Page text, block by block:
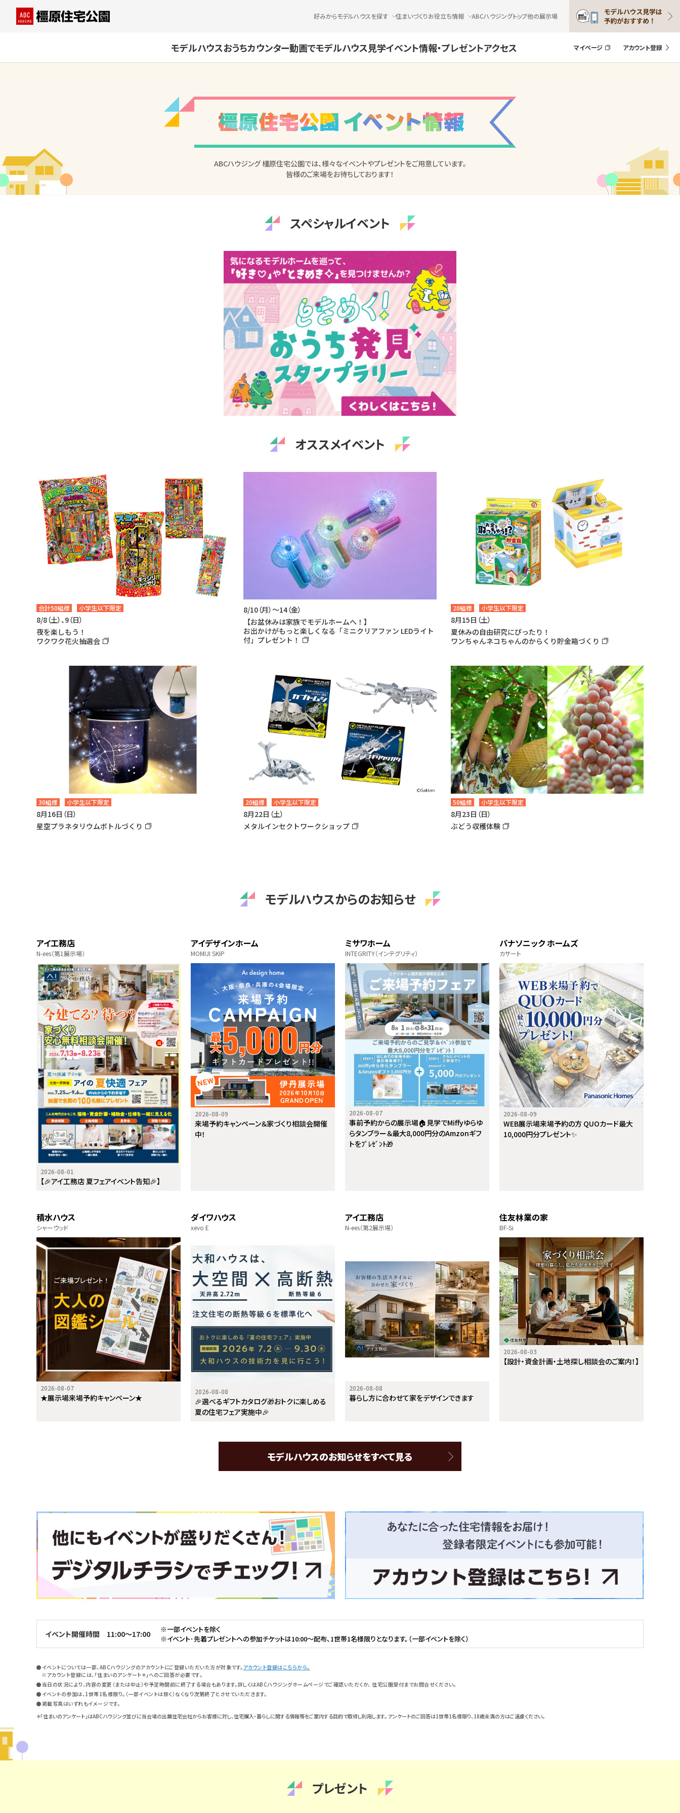
好みからモデルハウスを探す 住まいづくりお役立ち情報 ABCハウジングトップ他の展示場
モデルハウスおうちカウンター動画でモデルハウス見学イベント情報・プレゼントアクセス マイページ アカウント登録
ABCハウジング 橿原住宅公園では、様々なイベントやプレゼントをご用意しています。
皆様のご来場をお待ちしております！
スペシャルイベント
オススメイベント
合計50組様 小学生以下限定
8/8（土）、9（日）
夜を楽しもう！
ワクワク花火抽選会
8/10（月）～14（金）
【お盆休みは家族でモデルホームへ！】
お出かけがもっと楽しくなる「ミニクリアファン LEDライト
付」プレゼント！
20組様 小学生以下限定
8月15日（土）
夏休みの自由研究にぴったり！
ワンちゃんネコちゃんのからくり貯金箱づくり
30組様 小学生以下限定
8月16日（日）
星空プラネタリウムボトルづくり
20組様 小学生以下限定
8月22日（土）
メタルインセクトワークショップ
50組様 小学生以下限定
8月23日（日）
ぶどう収穫体験
モデルハウスからのお知らせ
アイ工務店
N-ees（第1展示場）
2026-08-01
【🎉アイ工務店 夏フェアイベント告知🎉】
アイデザインホーム
MOMIJI SKIP
2026-08-09
来場予約キャンペーン＆家づくり相談会開催
中！
ミサワホーム
INTEGRITY（インテグリティ）
2026-08-07
事前予約からの展示場🏠見学でMiffyゆらゆ
らタンブラー＆最大8,000円分のAmzonギフ
トをﾌﾟﾚｾﾞﾝﾄ🎁
パナソニック ホームズ
カサート
2026-08-09
WEB展示場来場予約の方 QUOカード最大
10,000円分プレゼント✨
積水ハウス
シャーウッド
2026-08-07
★展示場来場予約キャンペーン★
ダイワハウス
xevo E
2026-08-08
🎉選べるギフトカタログ🎁おトクに楽しめる
夏の住宅フェア実施中🎉
アイ工務店
N-ees（第2展示場）
2026-08-08
暮らし方に合わせて家をデザインできます
住友林業の家
BF-Si
2026-08-03
【設計・資金計画・土地探し相談会のご案内！】
モデルハウスのお知らせをすべて見る
イベント開催時間 11:00～17:00
※一部イベントを除く
※イベント･先着プレゼントへの参加チケットは10:00～配布、1世帯1名様限りとなります。（一部イベントを除く）
●イベントについては一部、ABCハウジングのアカウントにご登録いただいた方が対象です。 アカウント登録はこちらから。
※アカウント登録には、「住まいのアンケート＊」へのご回答が必要です。
●当日の状況により、内容の変更（または中止）や予定時間前に終了する場合もあります。詳しくはABCハウジングホームページでご確認いただくか、 住宅公園受付までお問合せください。
●イベントの参加は、1世帯1名様限り。（一部イベントは除く）なくなり次第終了とさせていただきます。
●掲載写真はいずれもイメージです。
＊「住まいのアンケート」はABCハウジング並びに当会場の出展住宅会社からお客様に対し、住宅購入・暮らしに関する情報等をご案内する目的で取得し利用します。 アンケートのご回答は1世帯1名様限り、18歳未満の方はご遠慮ください。
プレゼント